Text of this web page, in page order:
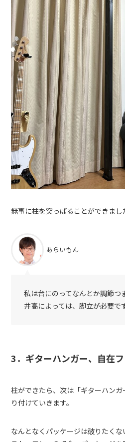
無事に柱を突っぱることができまし
あらいもん
私は台にのってなんとか調節つ
井高によっては、脚立が必要で
3．ギターハンガー、自在
柱ができたら、次は「ギターハン
り付けていきます。
なんとなくパッケージは破りたく